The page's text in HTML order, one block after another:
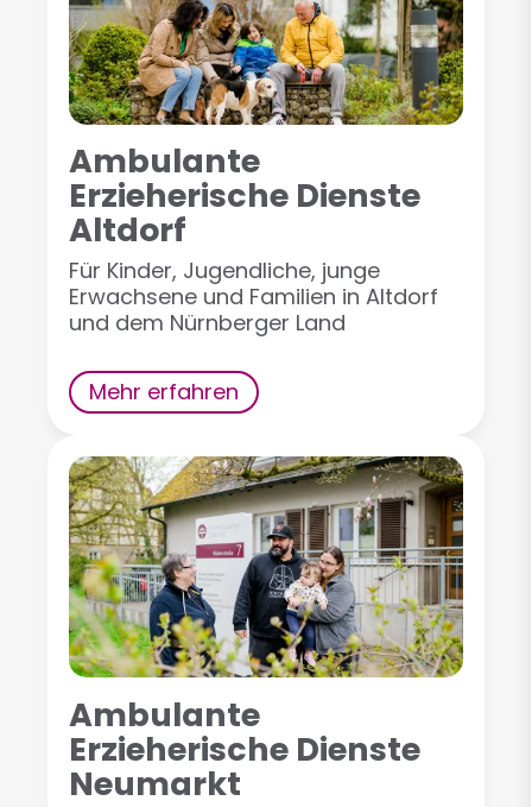
Ambulante
Erzieherische Dienste
Altdorf
Für Kinder, Jugendliche, junge
Erwachsene und Familien in Altdorf
und dem Nürnberger Land
Mehr erfahren
Ambulante
Erzieherische Dienste
Neumarkt